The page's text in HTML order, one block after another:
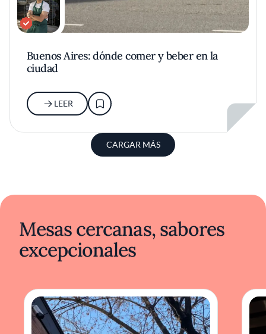
Buenos Aires: dónde comer y beber en la
ciudad
LEER
CARGAR MÁS
Mesas cercanas, sabores
excepcionales